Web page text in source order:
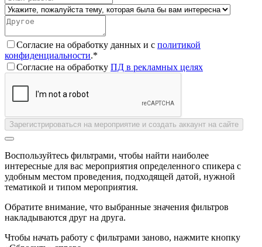
Согласие на обработку данных и с политикой
конфиденциальности.*
Согласие на обработку ПД в рекламных целях
Зарегистрироваться на мероприятие и создать аккаунт на сайте
Воспользуйтесь фильтрами, чтобы найти наиболее
интересные для вас мероприятия определенного спикера с
удобным местом проведения, подходящей датой, нужной
тематикой и типом мероприятия.
Обратите внимание, что выбранные значения фильтров
накладываются друг на друга.
Чтобы начать работу с фильтрами заново, нажмите кнопку